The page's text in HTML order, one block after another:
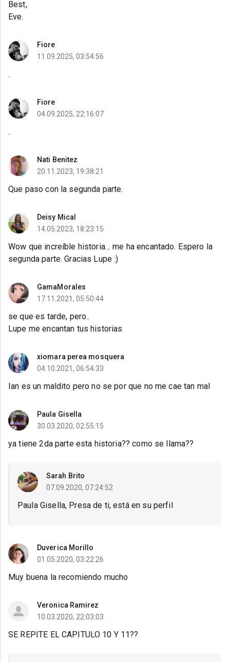
Best,
Eve.
Fiore
11.09.2025, 03:54:56
.
Fiore
04.09.2025, 22:16:07
.
Nati Benitez
20.11.2023, 19:38:21
Que paso con la segunda parte.
Deisy Mical
14.05.2023, 18:23:15
Wow que increíble historia… me ha encantado. Espero la
segunda parte. Gracias Lupe :)
GamaMorales
17.11.2021, 05:50:44
se que es tarde, pero..
Lupe me encantan tus historias
xiomara perea mosquera
04.10.2021, 06:54:33
Ian es un maldito pero no se por que no me cae tan mal
Paula Gisella
30.03.2020, 02:55:15
ya tiene 2da parte esta historia?? como se llama??
Sarah Brito
07.09.2020, 07:24:52
Paula Gisella, Presa de ti, está en su perfil
Duverica Morillo
01.05.2020, 03:22:26
Muy buena la recomiendo mucho
Veronica Ramirez
10.03.2020, 22:03:03
SE REPITE EL CAPITULO 10 Y 11??